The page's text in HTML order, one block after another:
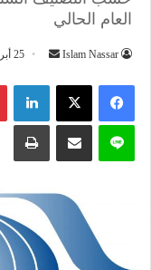
العام الحالي
Islam Nassar
أرسل
إلكترونيا
25 أبريل، 2019
لاين مشاركة عبر البريد